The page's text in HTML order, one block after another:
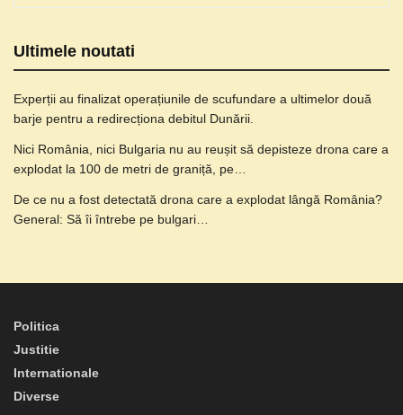
Ultimele noutati
Experții au finalizat operațiunile de scufundare a ultimelor două
barje pentru a redirecționa debitul Dunării.
Nici România, nici Bulgaria nu au reușit să depisteze drona care a
explodat la 100 de metri de graniță, pe…
De ce nu a fost detectată drona care a explodat lângă România?
General: Să îi întrebe pe bulgari…
Politica
Justitie
Internationale
Diverse